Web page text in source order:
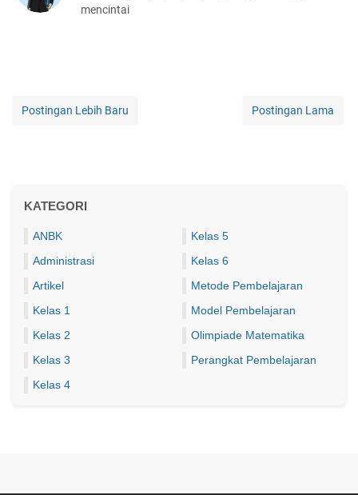
mencintai
Postingan Lebih Baru Postingan Lama
KATEGORI
ANBK
Administrasi
Artikel
Kelas 1
Kelas 2
Kelas 3
Kelas 4
Kelas 5
Kelas 6
Metode Pembelajaran
Model Pembelajaran
Olimpiade Matematika
Perangkat Pembelajaran